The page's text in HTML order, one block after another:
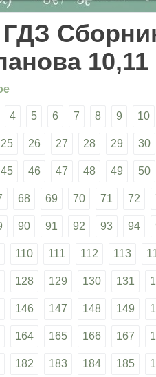
10,11
4 5 6 7 8 9 10
25 26 27 28 29 30
45 46 47 48 49 50
68 69 70 71 72
90 91 92 93 94
110 111 112 113
128 129 130 131
146 147 148 149
164 165 166 167
182 183 184 185